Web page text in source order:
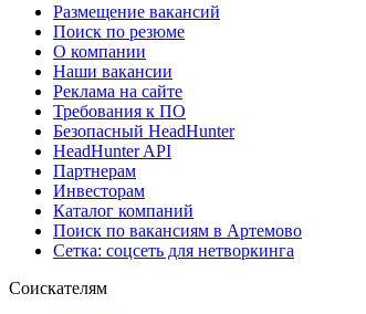
Размещение вакансий
Поиск по резюме
О компании
Наши вакансии
Реклама на сайте
Требования к ПО
Безопасный HeadHunter
HeadHunter API
Партнерам
Инвесторам
Каталог компаний
Поиск по вакансиям в Артемово
Сетка: соцсеть для нетворкинга
Соискателям